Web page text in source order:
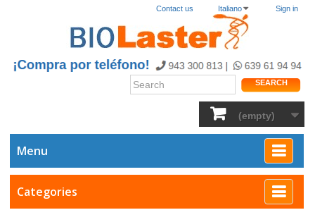
Sign in
Italiano
Contact us
SEARCH
(empty)
Menu
Categories